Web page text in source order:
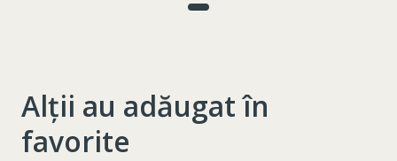
Alții au adăugat în
favorite